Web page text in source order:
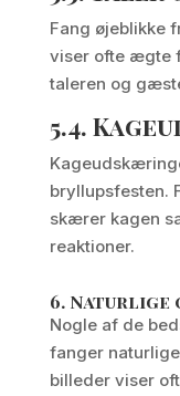
Fang øjeblikke
viser ofte ægte
taleren og
5.4.
bryllupsfesten.
skærer kagen
reaktioner.
6. Naturlige
Nogle af de
fanger
billeder viser